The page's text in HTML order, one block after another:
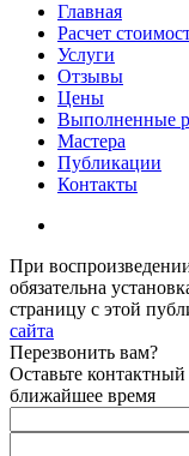
Главная
Расчет
Услуги
Отзывы
Цены
Выполненные
Мастера
Публикации
Контакты
При
обязательна
страницу с этой
сайта
Перезвонить вам?
Оставьте
ближайшее время